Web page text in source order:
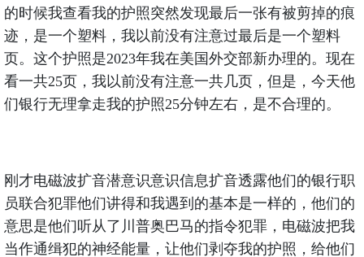
的时候我查看我的护照突然发现最后一张有被剪掉的痕
迹，是一个塑料，我以前没有注意过最后是一个塑料
页。这个护照是2023年我在美国外交部新办理的。现在
看一共25页，我以前没有注意一共几页，但是，今天他
们银行无理拿走我的护照25分钟左右，是不合理的。
刚才电磁波扩音潜意识意识信息扩音透露他们的银行职
员联合犯罪他们讲得和我遇到的基本是一样的，他们的
意思是他们听从了川普奥巴马的指令犯罪，电磁波把我
当作通缉犯的神经能量，让他们剥夺我的护照，给他们